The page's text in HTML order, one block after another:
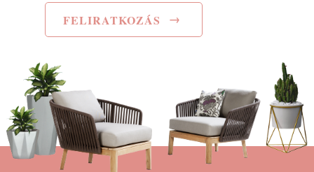
FELIRATKOZÁS →